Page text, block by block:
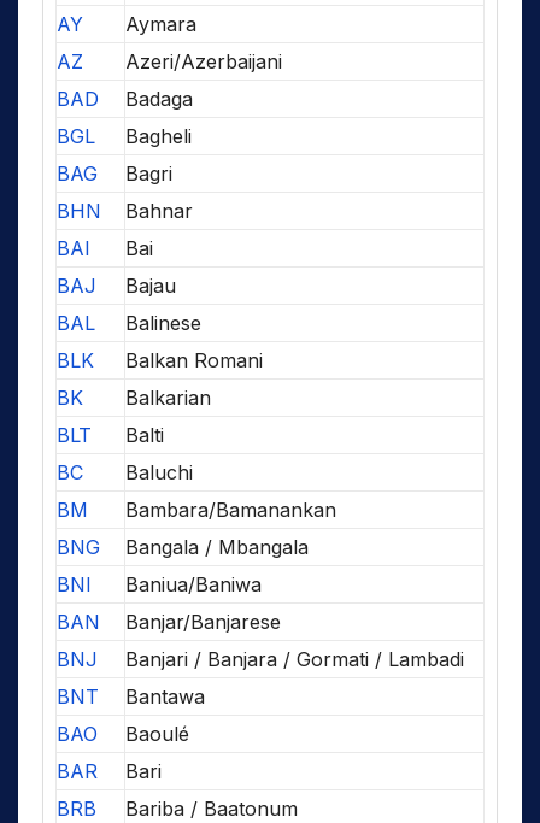
AY
Aymara
AZ
Azeri/Azerbaijani
BAD
Badaga
BGL
Bagheli
BAG
Bagri
BHN
Bahnar
BAI
Bai
BAJ
Bajau
BAL
Balinese
BLK
Balkan Romani
BK
Balkarian
BLT
Balti
BC
Baluchi
BM
Bambara/Bamanankan
BNG
Bangala / Mbangala
BNI
Baniua/Baniwa
BAN
Banjar/Banjarese
BNJ
Banjari / Banjara / Gormati / Lambadi
BNT
Bantawa
BAO
Baoulé
BAR
Bari
BRB
Bariba / Baatonum